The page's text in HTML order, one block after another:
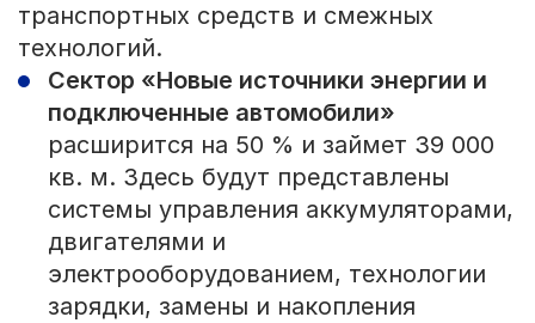
транспортных средств и смежных
технологий.
Сектор «Новые источники энергии и
подключенные автомобили»
расширится на 50 % и займет 39 000
кв. м. Здесь будут представлены
системы управления аккумуляторами,
двигателями и
электрооборудованием, технологии
зарядки, замены и накопления